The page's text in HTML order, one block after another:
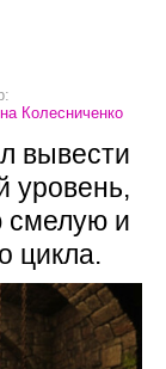
Колесниченко
вывести
уровень,
смелую и
цикла.